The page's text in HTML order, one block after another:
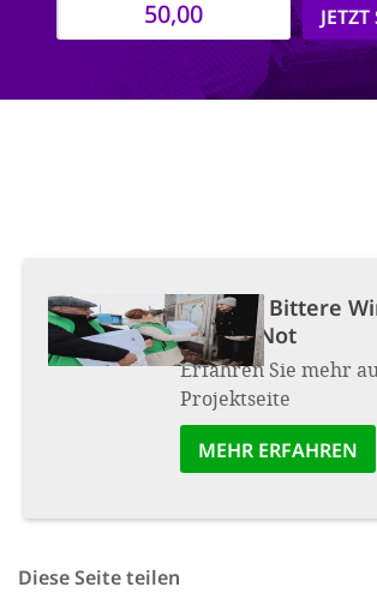
Projekt: Bittere
bittere Not
Erfahren Sie mehr
Projektseite
MEHR ERFAHREN
Diese Seite teilen